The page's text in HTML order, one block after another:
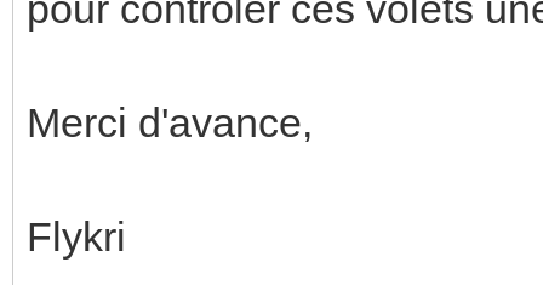
Merci d'avance,
Flykri